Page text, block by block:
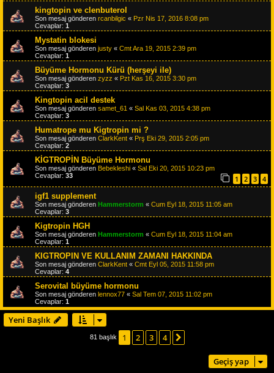
kingtopin ve clenbuterol
Son mesaj gönderen rcanbilgic « Pzr Nis 17, 2016 8:08 pm
Cevaplar: 1
Mystatin blokesi
Son mesaj gönderen justy « Cmt Ara 19, 2015 2:39 pm
Cevaplar: 1
Büyüme Hormonu Kürü (herşeyi ile)
Son mesaj gönderen zyzz « Pzt Kas 16, 2015 3:30 pm
Cevaplar: 3
Kingtopin acil destek
Son mesaj gönderen samet_61 « Sal Kas 03, 2015 4:38 pm
Cevaplar: 3
Humatrope mu Kigtropin mi ?
Son mesaj gönderen ClarkKent « Prş Eki 29, 2015 2:05 pm
Cevaplar: 2
KİGTROPİN Büyüme Hormonu
Son mesaj gönderen Bebekleshi « Sal Eki 20, 2015 10:23 pm
Cevaplar: 33 1 2 3 4
igf1 supplement
Son mesaj gönderen Hammerstorm « Cum Eyl 18, 2015 11:05 am
Cevaplar: 3
Kigtropin HGH
Son mesaj gönderen Hammerstorm « Cum Eyl 18, 2015 11:04 am
Cevaplar: 1
KIGTROPIN VE KULLANIM ZAMANI HAKKINDA
Son mesaj gönderen ClarkKent « Cmt Eyl 05, 2015 11:58 pm
Cevaplar: 4
Serovital büyüme hormonu
Son mesaj gönderen lennox77 « Sal Tem 07, 2015 11:02 pm
Cevaplar: 1
Yeni Başlık
81 başlık 1 2 3 4
Geçiş yap